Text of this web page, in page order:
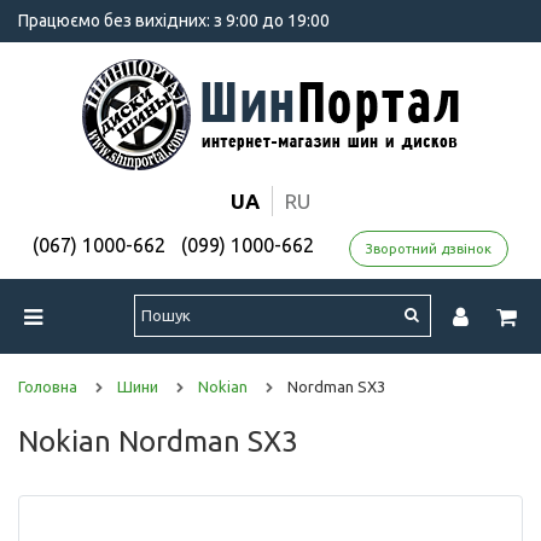
Працюємо без вихідних: з 9:00 до 19:00
UA RU
(067) 1000-662 (099) 1000-662 Зворотний дзвінок
Головна Шини Nokian Nordman SX3
Nokian Nordman SX3